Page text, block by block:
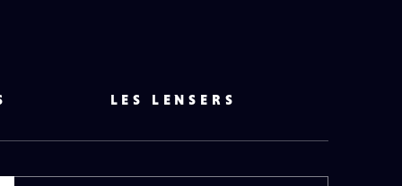
LES LENSERS